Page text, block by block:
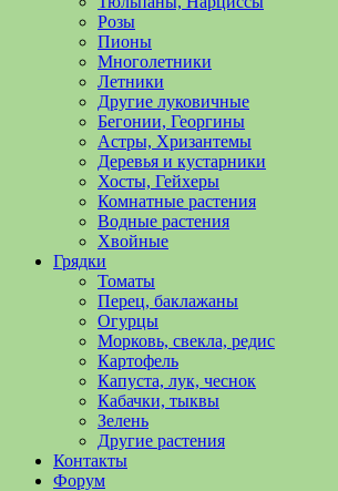
Розы
Пионы
Многолетники
Летники
Другие луковичные
Бегонии, Георгины
Астры, Хризантемы
Деревья и кустарники
Хосты, Гейхеры
Комнатные растения
Водные растения
Хвойные
Грядки
Томаты
Перец, баклажаны
Огурцы
Морковь, свекла, редис
Картофель
Капуста, лук, чеснок
Кабачки, тыквы
Зелень
Другие растения
Контакты
Форум